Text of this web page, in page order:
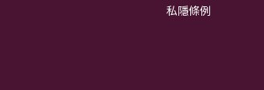
私隱條例